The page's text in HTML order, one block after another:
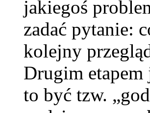
jakiegoś
zadać pytanie:
kolejny
Drugim
to być tzw.